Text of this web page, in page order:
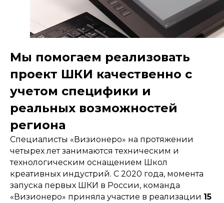
Мы помогаем реализовать
проект ШКИ качественно с
учетом специфики и
реальных возможностей
региона
Специалисты «Визионеро» на протяжении
четырех лет занимаются техническим и
технологическим оснащением Школ
креативных индустрий. С 2020 года, момента
запуска первых ШКИ в России, команда
«Визионеро» приняла участие в реализации 15